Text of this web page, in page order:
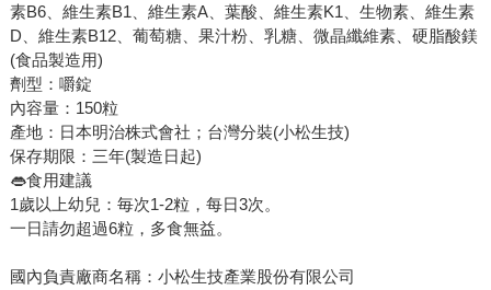
素B6、維生素B1、維生素A、葉酸、維生素K1、生物素、維生素
D、維生素B12、葡萄糖、果汁粉、乳糖、微晶纖維素、硬脂酸鎂
(食品製造用)
劑型：嚼錠
內容量：150粒
產地：日本明治株式會社；台灣分裝(小松生技)
保存期限：三年(製造日起)
👄食用建議
1歲以上幼兒：毎次1-2粒，每日3次。
一日請勿超過6粒，多食無益。
國內負責廠商名稱：小松生技產業股份有限公司